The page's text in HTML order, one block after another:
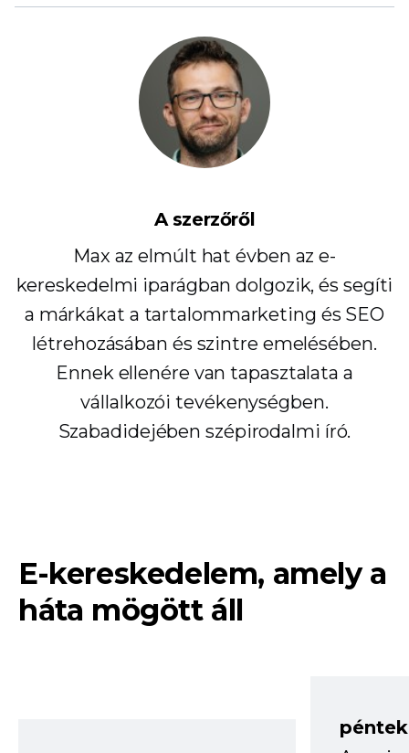
A szerzőről
Max az elmúlt hat évben az e-
kereskedelmi iparágban dolgozik, és segíti
a márkákat a tartalommarketing és SEO
létrehozásában és szintre emelésében.
Ennek ellenére van tapasztalata a
vállalkozói tevékenységben.
Szabadidejében szépirodalmi író.
E-kereskedelem, amely a
háta mögött áll